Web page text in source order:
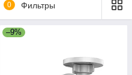
0 Фильтры
–9%